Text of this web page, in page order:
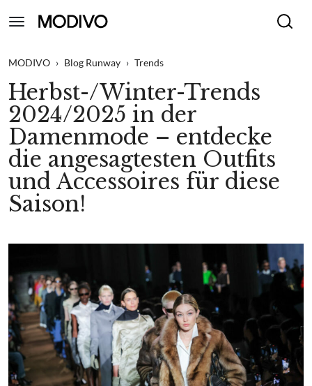
MODIVO › Blog Runway › Trends
Herbst-/Winter-Trends
2024/2025 in der
Damenmode – entdecke
die angesagtesten Outfits
und Accessoires für diese
Saison!